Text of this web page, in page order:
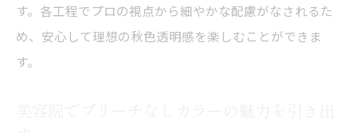
す。各工程でプロの視点から細やかな配慮がなされるた
め、安心して理想の秋色透明感を楽しむことができま
す。